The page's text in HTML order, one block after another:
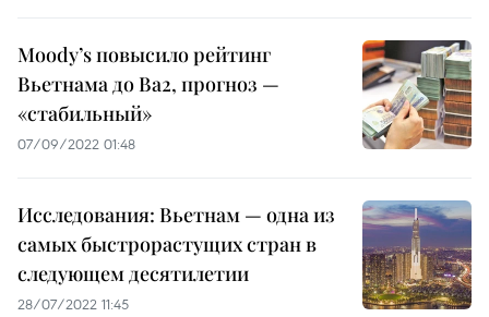
Moody’s повысило рейтинг
Вьетнама до Ba2, прогноз —
«стабильный»
07/09/2022 01:48
Исследования: Вьетнам — одна из
самых быстрорастущих стран в
следующем десятилетии
28/07/2022 11:45